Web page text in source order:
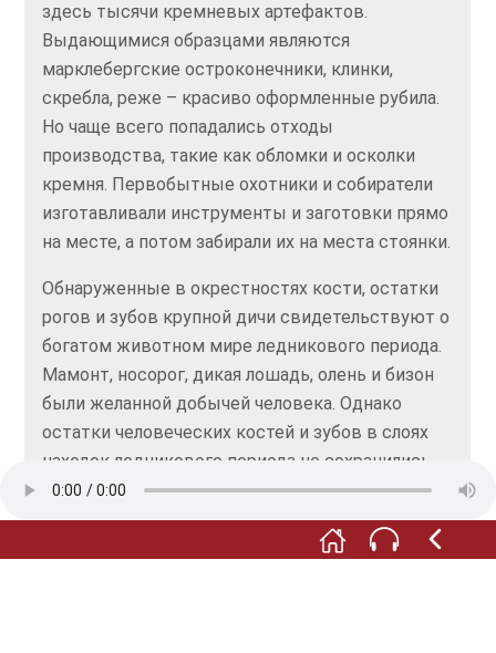
здесь тысячи кремневых артефактов.
Выдающимися образцами являются
марклебергские остроконечники, клинки,
скребла, реже – красиво оформленные рубила.
Но чаще всего попадались отходы
производства, такие как обломки и осколки
кремня. Первобытные охотники и собиратели
изготавливали инструменты и заготовки прямо
на месте, а потом забирали их на места стоянки.
Обнаруженные в окрестностях кости, остатки
рогов и зубов крупной дичи свидетельствуют о
богатом животном мире ледникового периода.
Мамонт, носорог, дикая лошадь, олень и бизон
были желанной добычей человека. Однако
остатки человеческих костей и зубов в слоях
находок ледникового периода не сохранились.
Причина этого в том, что почва Саксонии
содержит мало извести и зачастую хорошо